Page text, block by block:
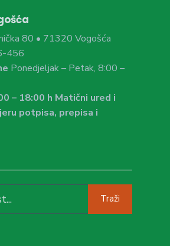
80 • 71320 Vogošća
456
Ponedjeljak – Petak, 8:00 –
– 18:00 h Matični ured i
potpisa, prepisa i
Traži